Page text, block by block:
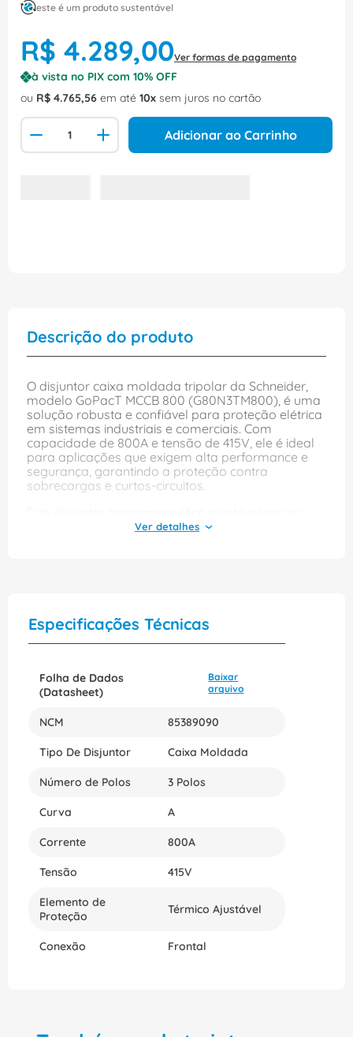
este é um produto sustentável
R$ 4.289,00Ver formas de pagamento
à vista no PIX com 10% OFF
ou R$ 4.765,56 em até 10 sem juros no cartão
Adicionar ao Carrinho
Descrição do produto
O disjuntor caixa moldada tripolar da Schneider,
modelo GoPacT MCCB 800 (G80N3TM800), é uma
solução robusta e confiável para proteção elétrica
em sistemas industriais e comerciais. Com
capacidade de 800A e tensão de 415V, ele é ideal
para aplicações que exigem alta performance e
segurança, garantindo a proteção contra
sobrecargas e curtos-circuitos.
uma alavanca de fácil manuseio e é projetado
elétricos.
Especificações Técnicas
Folha de Dados
(Datasheet)
Baixar
arquivo
NCM 85389090
Tipo De Disjuntor Caixa Moldada
Número de Polos 3 Polos
Curva A
Corrente 800A
Tensão 415V
Elemento de
Proteção
Térmico Ajustável
Conexão Frontal